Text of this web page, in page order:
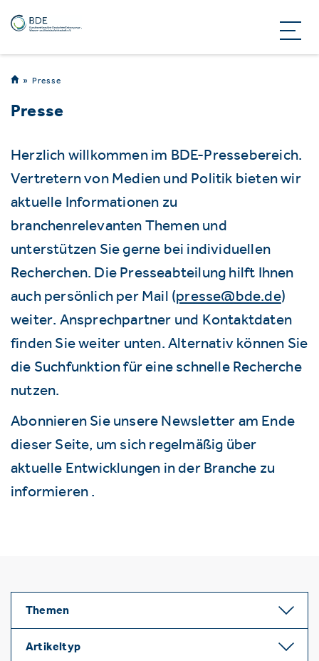
Presse
Presse
Herzlich willkommen im BDE-Pressebereich.
Vertretern von Medien und Politik bieten wir
aktuelle Informationen zu
branchenrelevanten Themen und
unterstützen Sie gerne bei individuellen
Recherchen. Die Presseabteilung hilft Ihnen
auch persönlich per Mail (presse@bde.de)
weiter. Ansprechpartner und Kontaktdaten
finden Sie weiter unten. Alternativ können Sie
die Suchfunktion für eine schnelle Recherche
nutzen.
Abonnieren Sie unsere Newsletter am Ende
dieser Seite, um sich regelmäßig über
aktuelle Entwicklungen in der Branche zu
informieren .
Themen
Artikeltyp